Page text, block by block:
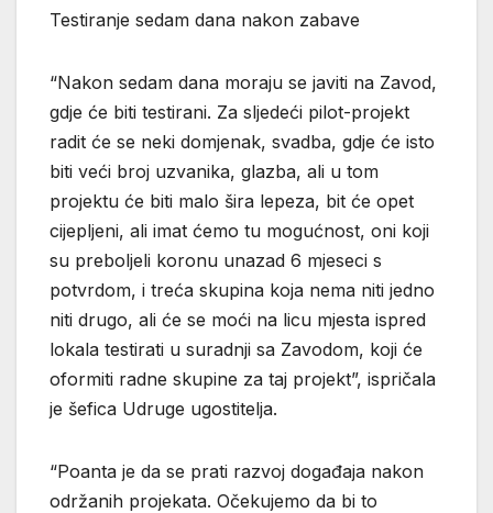
Testiranje sedam dana nakon zabave
“Nakon sedam dana moraju se javiti na Zavod,
gdje će biti testirani. Za sljedeći pilot-projekt
radit će se neki domjenak, svadba, gdje će isto
biti veći broj uzvanika, glazba, ali u tom
projektu će biti malo šira lepeza, bit će opet
cijepljeni, ali imat ćemo tu mogućnost, oni koji
su preboljeli koronu unazad 6 mjeseci s
potvrdom, i treća skupina koja nema niti jedno
niti drugo, ali će se moći na licu mjesta ispred
lokala testirati u suradnji sa Zavodom, koji će
oformiti radne skupine za taj projekt”, ispričala
je šefica Udruge ugostitelja.
“Poanta je da se prati razvoj događaja nakon
održanih projekata. Očekujemo da bi to